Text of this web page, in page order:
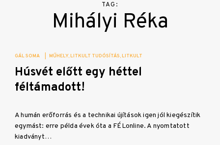
TAG:
Mihályi Réka
GÁL SOMA MŰHELY LITKULT TUDÓSÍTÁS LITKULT
Húsvét előtt egy héttel
féltámadott!
A humán erőforrás és a technikai újítások igen jól kiegészítik
egymást: erre példa évek óta a FÉLonline. A nyomtatott
kiadványt…